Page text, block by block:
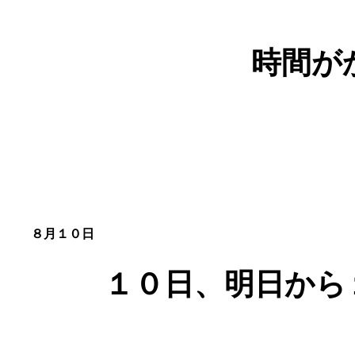
時間が
８月１０日
１０日、明日か